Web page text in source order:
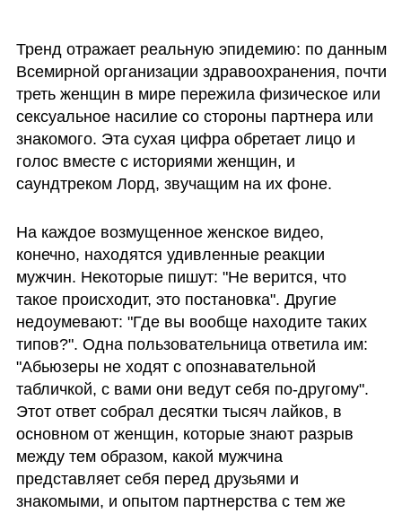
Тренд отражает реальную эпидемию: по данным
Всемирной организации здравоохранения, почти
треть женщин в мире пережила физическое или
сексуальное насилие со стороны партнера или
знакомого. Эта сухая цифра обретает лицо и
голос вместе с историями женщин, и
саундтреком Лорд, звучащим на их фоне.
На каждое возмущенное женское видео,
конечно, находятся удивленные реакции
мужчин. Некоторые пишут: "Не верится, что
такое происходит, это постановка". Другие
недоумевают: "Где вы вообще находите таких
типов?". Одна пользовательница ответила им:
"Абьюзеры не ходят с опознавательной
табличкой, с вами они ведут себя по-другому".
Этот ответ собрал десятки тысяч лайков, в
основном от женщин, которые знают разрыв
между тем образом, какой мужчина
представляет себя перед друзьями и
знакомыми, и опытом партнерства с тем же